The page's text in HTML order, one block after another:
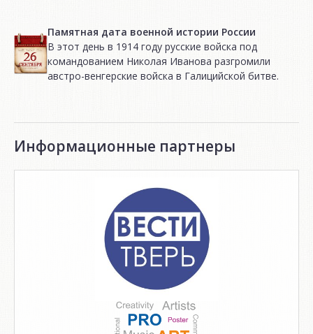
Памятная дата военной истории России
В этот день в 1914 году русские войска под
командованием Николая Иванова разгромили
австро-венгерские войска в Галицийской битве.
Информационные партнеры